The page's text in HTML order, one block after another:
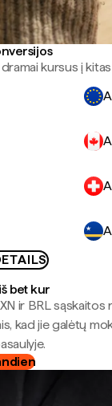
kursus į
bet kur
ir BRL
kad jie galėtų